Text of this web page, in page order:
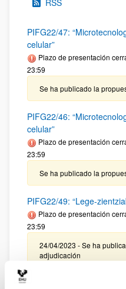
RSS
PIFG22/47:
celular”
Plazo de presentación
23:59
Se ha publicado la
PIFG22/46:
celular”
Plazo de presentación
23:59
Se ha publicado la
PIFG22/49: “Lege-
Plazo de presentación
23:59
24/04/2023 - Se ha
adjudicación